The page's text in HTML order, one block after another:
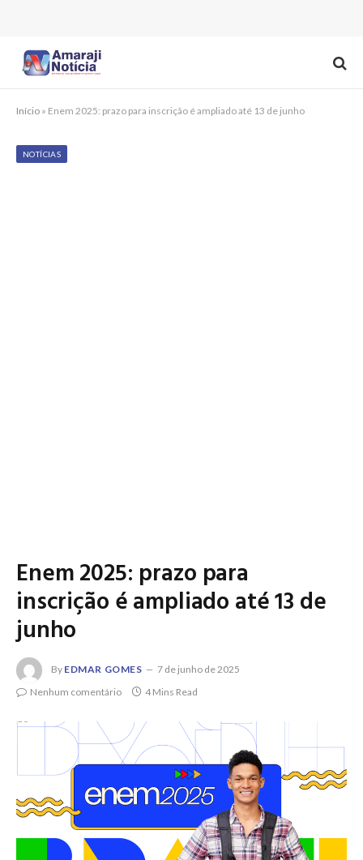
Início » Enem 2025: prazo para inscrição é ampliado até 13 de junho
NOTÍCIAS
Enem 2025: prazo para
inscrição é ampliado até 13 de
junho
By EDMAR GOMES
7 de junho de 2025
Nenhum comentário
4 Mins Read